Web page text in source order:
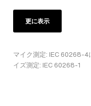
更に表示
マイク測定: IEC 60268-4
イズ測定: IEC 60268-1